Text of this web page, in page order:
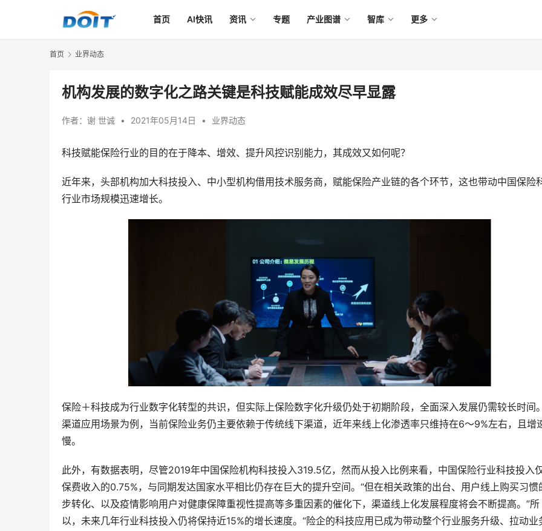
首页 AI快讯 资讯 专题 产业图谱 智库 更多
首页 业界动态
机构发展的数字化之路关键是科技赋能成效尽早显露
作者： 谢 世诚 • 2021年05月14日 • 业界动态
科技赋能保险行业的目的在于降本、增效、提升风控识别能力，其成效又如何呢？
近年来，头部机构加大科技投入、中小型机构借用技术服务商，赋能保险产业链的各个环节，这也带动中国保险
行业市场规模迅速增长。
保险＋科技成为行业数字化转型的共识，但实际上保险数字化升级仍处于初期阶段，全面深入发展仍需较长时间
渠道应用场景为例，当前保险业务仍主要依赖于传统线下渠道，近年来线上化渗透率只维持在6～9%左右，且增
慢。
此外，有数据表明，尽管2019年中国保险机构科技投入319.5亿，然而从投入比例来看，中国保险行业科技投入
保费收入的0.75%，与同期发达国家水平相比仍存在巨大的提升空间。“但在相关政策的出台、用户线上购买习惯
步转化、以及疫情影响用户对健康保障重视性提高等多重因素的催化下，渠道线上化发展程度将会不断提高。”所
以，未来几年行业科技投入仍将保持近15%的增长速度。“险企的科技应用已成为带动整个行业服务升级、拉动业